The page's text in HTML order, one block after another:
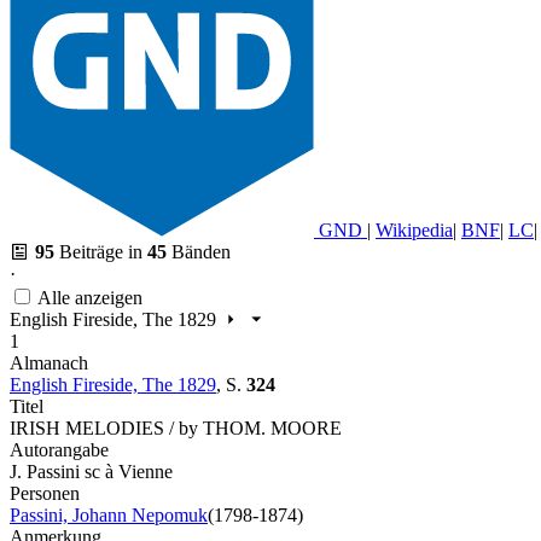
GND | Wikipedia| BNF| LC|
95 Beiträge in 45 Bänden
·
Alle anzeigen
English Fireside, The 1829
1
Almanach
English Fireside, The 1829, S. 324
Titel
IRISH MELODIES / by THOM. MOORE
Autorangabe
J. Passini sc à Vienne
Personen
Passini, Johann Nepomuk(1798-1874)
Anmerkung